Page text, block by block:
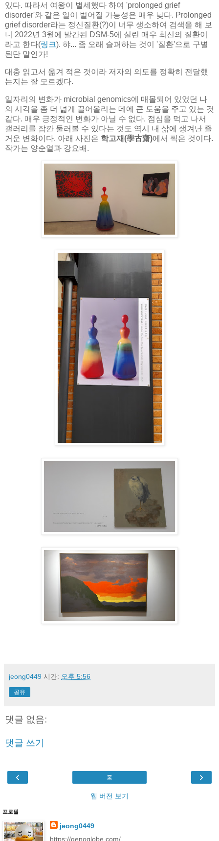
있다. 따라서 여왕이 별세했다 하여 'prolonged grief
disorder'와 같은 일이 벌어질 가능성은 매우 낮다. Prolonged
grief disorder라는 정신질환(?)이 너무 생소하여 검색을 해 보
니 2022년 3월에 발간된 DSM-5에 실린 매우 최신의 질환이
라고 한다(링크). 햐... 좀 오래 슬퍼하는 것이 '질환'으로 구별
된단 말인가!
대충 읽고서 옮겨 적은 것이라 저자의 의도를 정확히 전달했
는지는 잘 모르겠다.
일자리의 변화가 microbial genomics에 매몰되어 있었던 나
의 시각을 좀 더 넓게 끌어올리는 데에 큰 도움을 주고 있는 것
같다. 매우 긍정적인 변화가 아닐 수 없다. 점심을 먹고 나서
갤러리를 잠깐 둘러볼 수 있다는 것도 역시 내 삶에 생겨난 즐
거운 변화이다. 아래 사진은 학고재(學古齋)에서 찍은 것이다.
작가는 양순열과 강요배.
jeong0449 시간: 오후 5:56
공유
댓글 없음:
댓글 쓰기
‹ ›
홈
웹 버전 보기
프로필
jeong0449
https://genoglobe.com/